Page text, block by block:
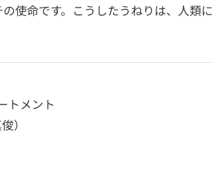
使命です。こうしたうねりは、人類に
トメント
）